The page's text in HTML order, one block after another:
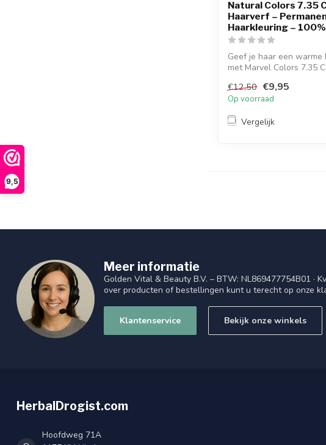
9,5
Natural Colors 7.35
Haarverf –
Haarkleuring –
Geef je haar een
met Marvel Colors 7.35
€12,50 €9,95
Op voorraad
Vergelijk
Meer informatie
Golden Vital & Beauty B.V. – BTW: NL869477754B01 ·
over producten of bestellingen kunt u terecht op onze
Klantenservice Bekijk onze winkels
HerbalDrogist.com
Hoofdweg 71A